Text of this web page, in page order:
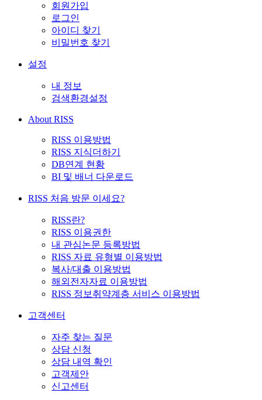
회원가입
로그인
아이디 찾기
비밀번호 찾기
설정
내 정보
검색환경설정
About RISS
RISS 이용방법
RISS 지식더하기
DB연계 현황
BI 및 배너 다운로드
RISS 처음 방문 이세요?
RISS란?
RISS 이용권한
내 관심논문 등록방법
RISS 자료 유형별 이용방법
복사/대출 이용방법
해외전자자료 이용방법
RISS 정보취약계층 서비스 이용방법
고객센터
자주 찾는 질문
상담 신청
상담 내역 확인
고객제안
신고센터